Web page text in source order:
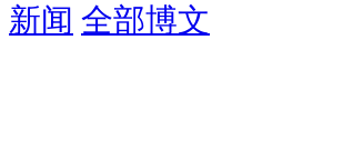
新闻 全部博文